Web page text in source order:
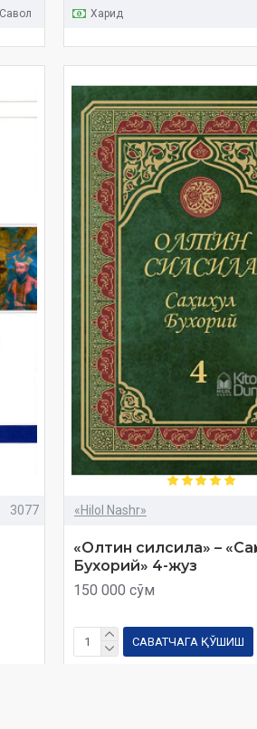
Савол Харид
3077 «Hilol Nashr»
«Олтин силсила» –
Бухорий» 4-жуз
150 000 сўм
САВАТЧАГА ҚЎШИШ